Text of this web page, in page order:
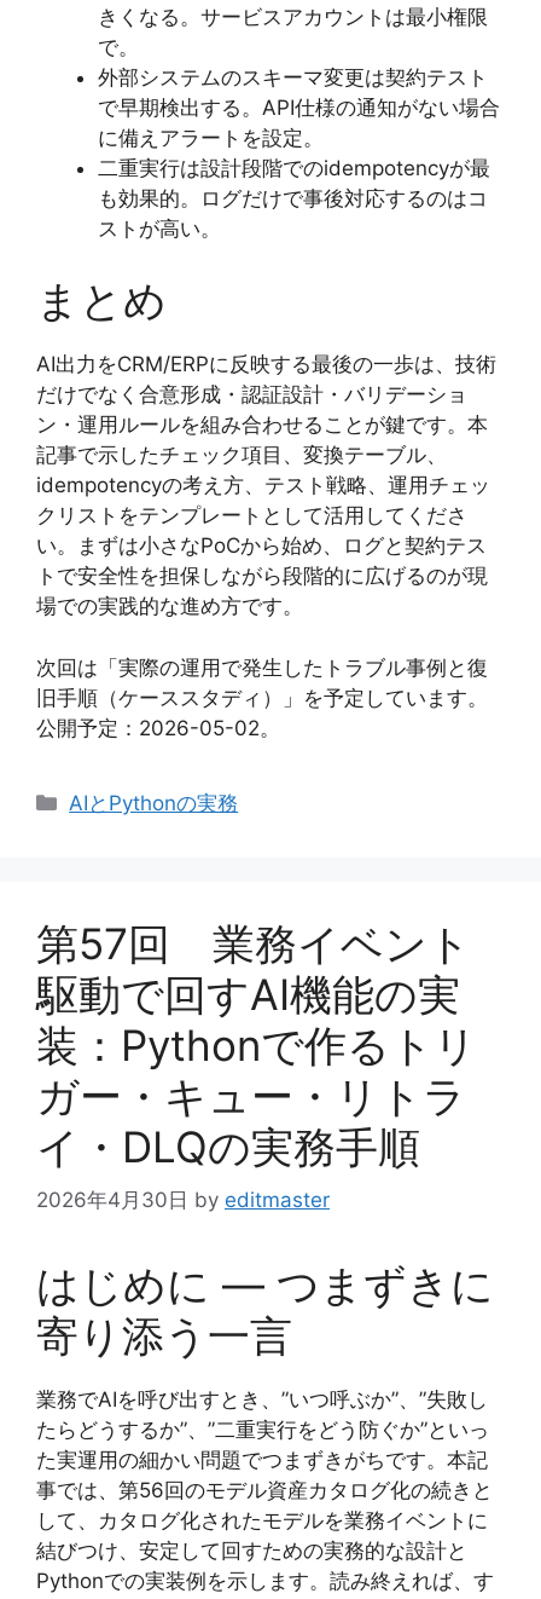
きくなる。サービスアカウントは最小権限
で。
外部システムのスキーマ変更は契約テスト
で早期検出する。API仕様の通知がない場合
に備えアラートを設定。
二重実行は設計段階でのidempotencyが最
も効果的。ログだけで事後対応するのはコ
ストが高い。
まとめ
AI出力をCRM/ERPに反映する最後の一歩は、技術
だけでなく合意形成・認証設計・バリデーショ
ン・運用ルールを組み合わせることが鍵です。本
記事で示したチェック項目、変換テーブル、
idempotencyの考え方、テスト戦略、運用チェッ
クリストをテンプレートとして活用してくださ
い。まずは小さなPoCから始め、ログと契約テス
トで安全性を担保しながら段階的に広げるのが現
場での実践的な進め方です。
次回は「実際の運用で発生したトラブル事例と復
旧手順（ケーススタディ）」を予定しています。
公開予定：2026-05-02。
カ
AIとPythonの実務
第57回 業務イベント
駆動で回すAI機能の実
装：Pythonで作るトリ
ガー・キュー・リトラ
イ・DLQの実務手順
2026年4月30日 by editmaster
はじめに — つまずきに
寄り添う一言
業務でAIを呼び出すとき、”いつ呼ぶか”、”失敗し
たらどうするか”、”二重実行をどう防ぐか”といっ
た実運用の細かい問題でつまずきがちです。本記
事では、第56回のモデル資産カタログ化の続きと
して、カタログ化されたモデルを業務イベントに
結びつけ、安定して回すための実務的な設計と
Pythonでの実装例を示します。読み終えれば、す